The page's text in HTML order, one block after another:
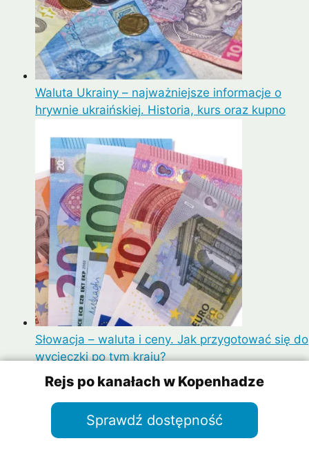
Waluta Ukrainy – najważniejsze informacje o
hrywnie ukraińskiej. Historia, kurs oraz kupno
Słowacja – waluta i ceny. Jak przygotować się do
wycieczki po tym kraju?
Popularne kierunki
Rejs po kanałach w Kopenhadze
Sprawdź dostępność